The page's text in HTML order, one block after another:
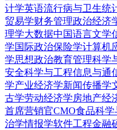
计学英语流行病与卫生统
贸易学财务管理政治经济
理学大数据中国语言文学
学国际政治保险学计算机
学思想政治教育管理科学
安全科学与工程信息与通
学产业经济学新闻传播学
古学劳动经济学房地产经
首席营销官CMO食品科学
治学情报学软件工程金融